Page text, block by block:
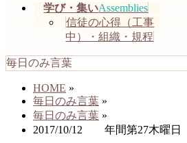
学び・集いAssemblies
信徒の心得（工事
中）・組織・規程
毎日のみ言葉
HOME »
毎日のみ言葉 »
毎日のみ言葉 »
2017/10/12 年間第27木曜日